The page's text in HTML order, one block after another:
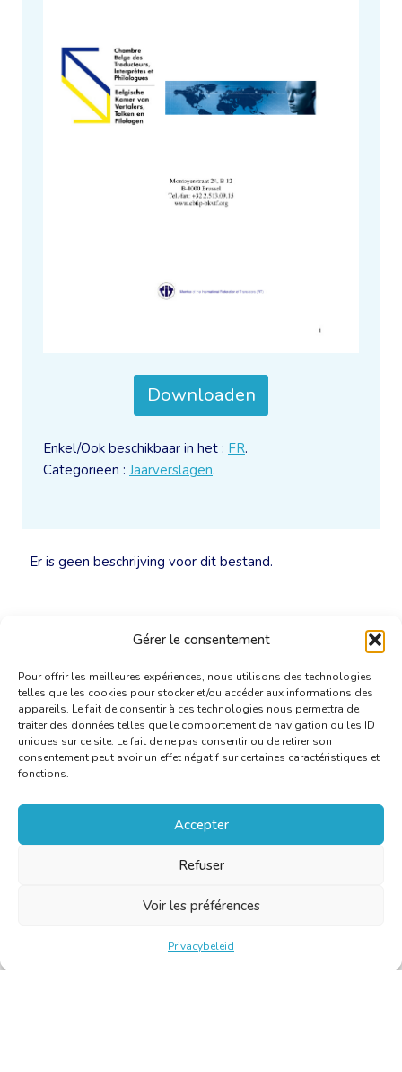
Gérer le consentement
Pour offrir les meilleures expériences, nous utilisons des technologies
telles que les cookies pour stocker et/ou accéder aux informations des
appareils. Le fait de consentir à ces technologies nous permettra de
traiter des données telles que le comportement de navigation ou les ID
uniques sur ce site. Le fait de ne pas consentir ou de retirer son
consentement peut avoir un effet négatif sur certaines caractéristiques et
fonctions.
Accepter
Refuser
Voir les préférences
Privacybeleid
Er is geen beschrijving voor dit bestand.
Downloaden
Enkel/Ook beschikbaar in het : FR.
Categorieën : Jaarverslagen.